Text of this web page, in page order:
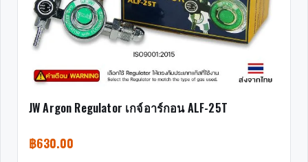
JW Argon Regulator เกจ์อาร์กอน ALF-25T
฿630.00